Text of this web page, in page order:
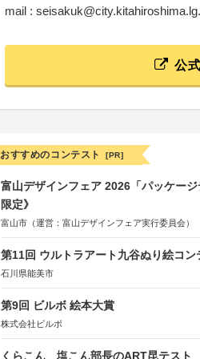
mail :
公
おすすめのコンテスト [PR]
富山デザインフェア 2026「パッケー
限定》
富山市（運営：富山デザインフェア実行委員会）
第11回 ウルトラアート九谷ぬり絵コン
石川県能美市
第9回 ビルボ 絵本大賞
株式会社ビルボ
くらこん 塩こん部長のART昆テスト